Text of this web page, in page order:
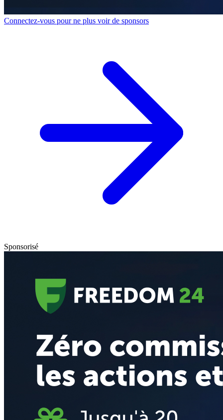
Connectez-vous pour ne plus voir de sponsors
Sponsorisé